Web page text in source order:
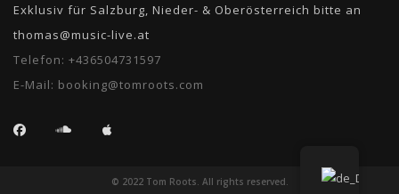
Exklusiv für Salzburg, Nieder- & Oberösterreich bitte an
thomas@music-live.at
Telefon: +436504731597
E-Mail: booking@tomroots.com
© 2022 Tom Roots. All rights reserved.